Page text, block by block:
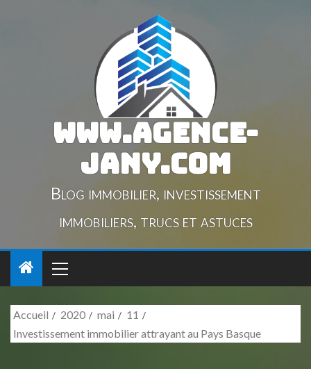
www.agence-
jany.com
Blog immobilier, investissement
immobiliers, trucs et astuces
Accueil 2020 mai
11
Investissement immobilier attrayant au Pays Basque